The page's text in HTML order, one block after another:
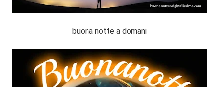
buona notte a domani